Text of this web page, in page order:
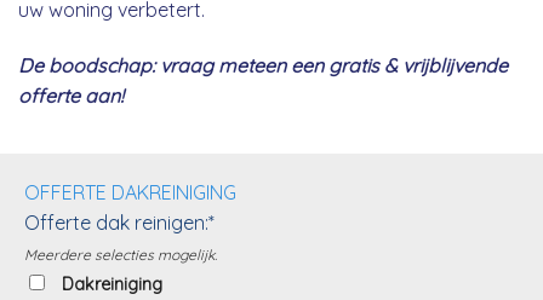
uw woning verbetert.
De boodschap: vraag meteen een gratis & vrijblijvende
offerte aan!
OFFERTE DAKREINIGING
Offerte dak reinigen:*
Meerdere selecties mogelijk.
Dakreiniging